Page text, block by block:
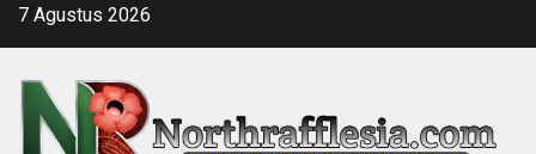
Skip7 Agustus 2026